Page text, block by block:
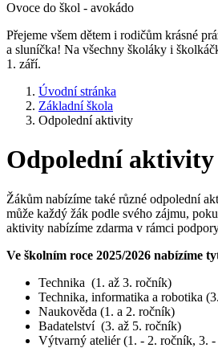
Ovoce do škol - avokádo
Přejeme všem dětem i rodičům krásné
a sluníčka! Na všechny školáky i
1. září.
Úvodní stránka
Základní škola
Odpolední aktivity
Odpolední aktivity
Žákům nabízíme také různé odpolední
může každý žák podle svého zájmu,
aktivity nabízíme zdarma v rámci
Ve školním roce 2025/2026 nabízíme
Technika (1. až 3. ročník)
Technika, informatika a robotika
Naukověda (1. a 2. ročník)
Badatelství (3. až 5. ročník)
Výtvarný ateliér (1. - 2. ročník, 3.